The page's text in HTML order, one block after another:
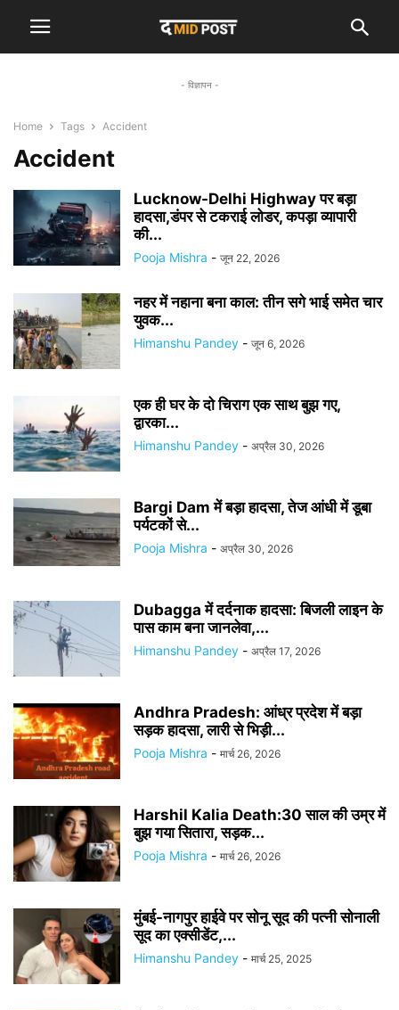
- विज्ञापन -
Home Tags Accident
Accident
Lucknow-Delhi Highway पर बड़ा
हादसा,डंपर से टकराई लोडर, कपड़ा व्यापारी
की...
Pooja Mishra - जून 22, 2026
नहर में नहाना बना काल: तीन सगे भाई समेत चार
युवक...
Himanshu Pandey - जून 6, 2026
एक ही घर के दो चिराग एक साथ बुझ गए,
द्वारका...
Himanshu Pandey - अप्रैल 30, 2026
Bargi Dam में बड़ा हादसा, तेज आंधी में डूबा
पर्यटकों से...
Pooja Mishra - अप्रैल 30, 2026
Dubagga में दर्दनाक हादसा: बिजली लाइन के
पास काम बना जानलेवा,...
Himanshu Pandey - अप्रैल 17, 2026
Andhra Pradesh: आंध्र प्रदेश में बड़ा
सड़क हादसा, लारी से भिड़ी...
Pooja Mishra - मार्च 26, 2026
Harshil Kalia Death:30 साल की उम्र में
बुझ गया सितारा, सड़क...
Pooja Mishra - मार्च 26, 2026
मुंबई-नागपुर हाईवे पर सोनू सूद की पत्नी सोनाली
सूद का एक्सीडेंट,...
Himanshu Pandey - मार्च 25, 2025